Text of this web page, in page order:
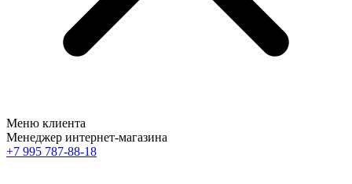
Меню клиента
Менеджер интернет-магазина
+7 995 787-88-18